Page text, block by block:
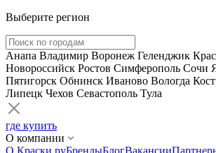
Выберите регион
Анапа Владимир Воронеж Геленджик
Новороссийск Ростов Симферополь Сочи
Пятигорск Обнинск Иваново Вологда
Липецк Чехов Севастополь Тула
где купить
О компании
О Краски.руБрендыБлогВакансии